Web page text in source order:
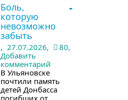
Боль,
которую
невозможно
забыть
, 27.07.2026,
80,
Добавить
комментарий
В Ульяновске
почтили память
детей Донбасса
погибших от